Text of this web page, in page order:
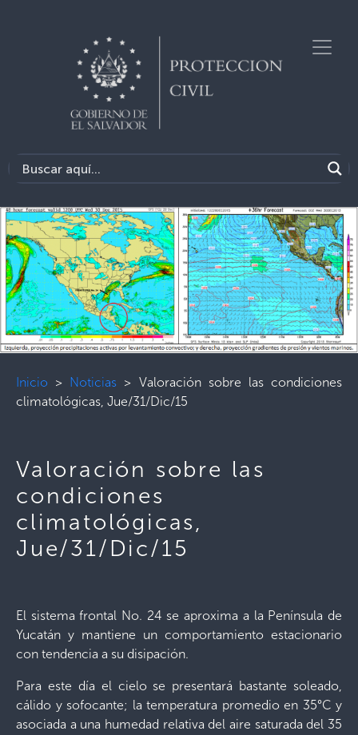
Inicio > Noticias > Valoración sobre las condiciones
climatológicas, Jue/31/Dic/15
Valoración sobre las
condiciones
climatológicas,
Jue/31/Dic/15
El sistema frontal No. 24 se aproxima a la Península de
Yucatán y mantiene un comportamiento estacionario
con tendencia a su disipación.
Para este día el cielo se presentará bastante soleado,
cálido y sofocante; la temperatura promedio en 35°C y
asociada a una humedad relativa del aire saturada del 35